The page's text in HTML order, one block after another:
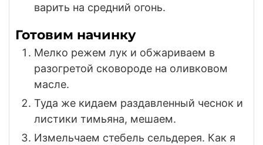
варить на средний огонь.
Готовим начинку
Мелко режем лук и обжариваем в
разогретой сковороде на оливковом
масле.
Туда же кидаем раздавленный чеснок и
листики тимьяна, мешаем.
Измельчаем стебель сельдерея. Как я